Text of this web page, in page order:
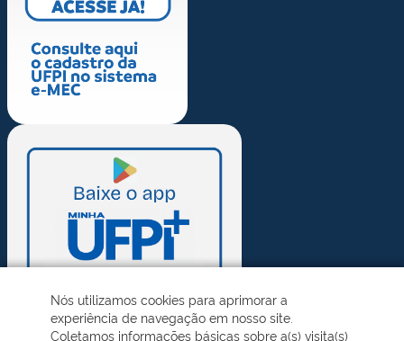
Nós utilizamos cookies para aprimorar a
experiência de navegação em nosso site.
Coletamos informações básicas sobre a(s) visita(s)